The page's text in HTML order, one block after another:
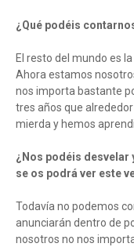
¿Qué podéis
El resto del mundo es
Ahora estamos
nos importa bastante
tres años que
mierda y hemos
¿Nos podéis desvelar
se os podrá ver este
Todavía no podemos
anunciarán dentro de
nosotros no nos